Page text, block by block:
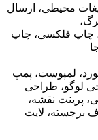
محیطی، ارسال
چاپ فلکسی، چاپ
لمپوست، پمپ
لوگو، طراحی
پرینت نقشه،
برجسته، لایت